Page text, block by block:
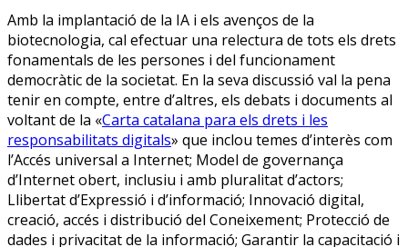
Amb la implantació de la IA i els avenços de la
biotecnologia, cal efectuar una relectura de tots els drets
fonamentals de les persones i del funcionament
democràtic de la societat. En la seva discussió val la pena
tenir en compte, entre d’altres, els debats i documents al
voltant de la «Carta catalana para els drets i les
responsabilitats digitals» que inclou temes d’interès com
l’Accés universal a Internet; Model de governança
d’Internet obert, inclusiu i amb pluralitat d’actors;
Llibertat d’Expressió i d’informació; Innovació digital,
creació, accés i distribució del Coneixement; Protecció de
dades i privacitat de la informació; Garantir la capacitació i